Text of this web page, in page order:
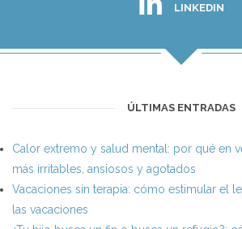
LINKEDIN
ÚLTIMAS ENTRADAS
Calor extremo y salud mental: por qué en
más irritables, ansiosos y agotados
Vacaciones sin terapia: cómo estimular el
las vacaciones